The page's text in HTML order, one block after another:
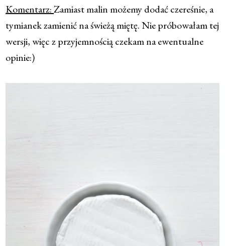
Komentarz:Zamiast malin możemy dodać czereśnie, a
tymianek zamienić na świeżą miętę. Nie próbowałam tej
wersji, więc z przyjemnością czekam na ewentualne
opinie:)